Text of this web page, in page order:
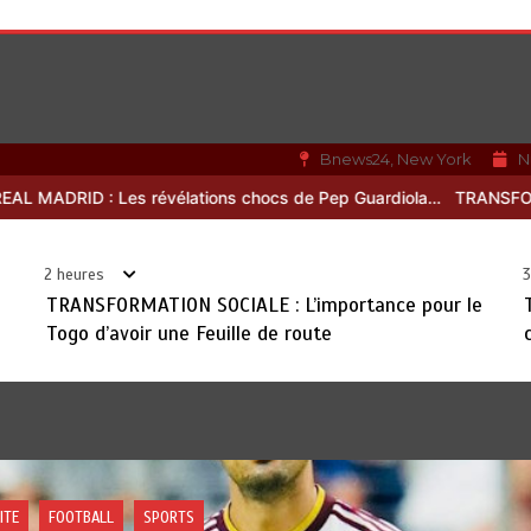
Bnews24, New York
Pep Guardiola… TRANSFORMATION SOCIALE : L’importance
2 heures
TRANSFORMATION SOCIALE : L’importance pour le
Togo d’avoir une Feuille de route